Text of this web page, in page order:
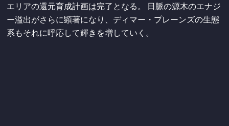
エリアの還元育成計画は完了となる。 日脈の源木のエナジ
ー溢出がさらに顕著になり、ディマー・プレーンズの生態
系もそれに呼応して輝きを増していく。